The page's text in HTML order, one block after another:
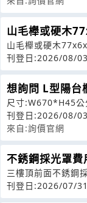
山毛櫸或硬木
山毛櫸或硬木
刊登日:2026/08/03
想詢問 L型陽台
尺寸:W670*H45
報價，謝謝!
刊登日:2026/08/03
來自:詢價官網
不銹鋼採光罩費
三樓頂前面不銹鋼
刊登日:2026/07/31